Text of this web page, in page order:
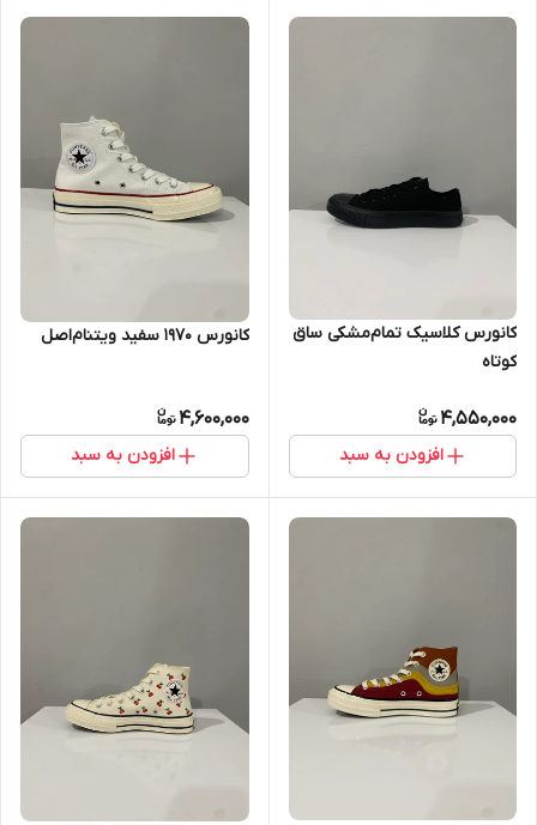
کانورس کلاسیک تمام‌مشکی ساق
کوتاه
4,550,000
افزودن به سبد
کانورس ۱۹۷۰ سفید ویتنام‌اصل
4,600,000
افزودن به سبد